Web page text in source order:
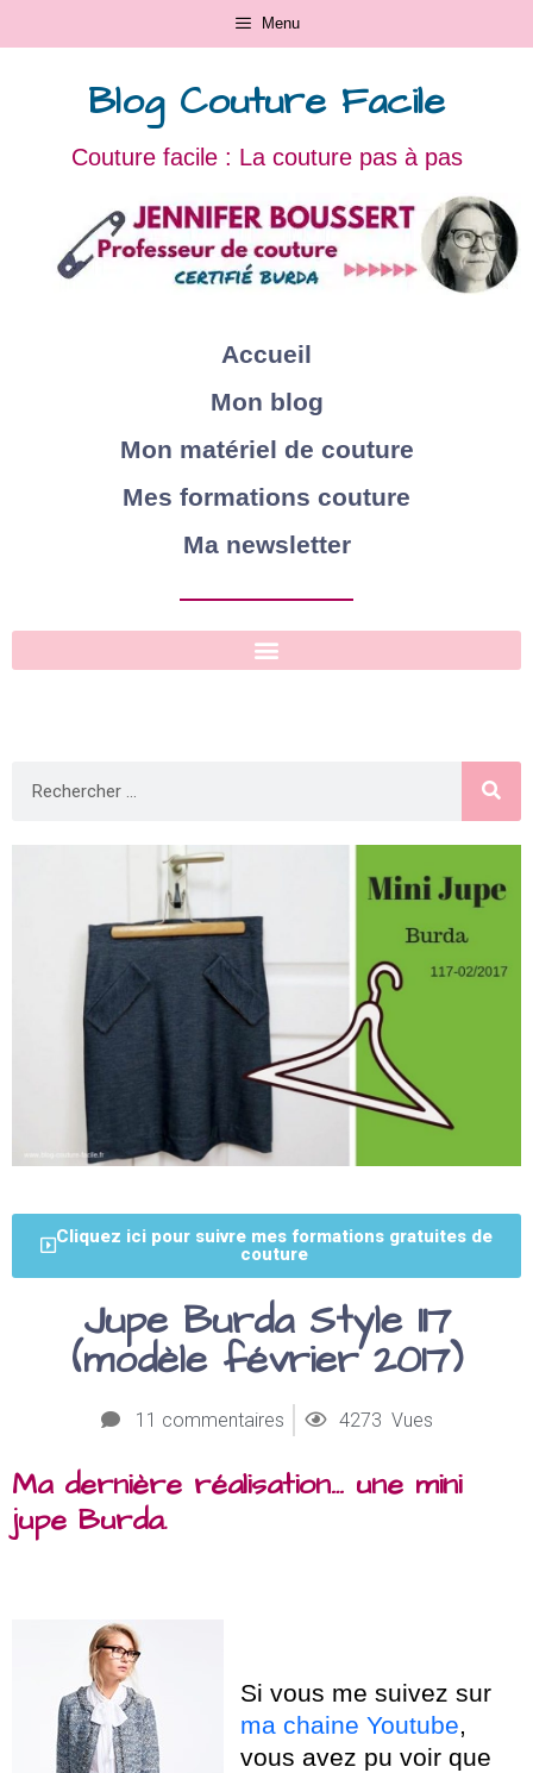
Menu
Blog Couture Facile
Couture facile : La couture pas à pas
Accueil
Mon blog
Mon matériel de couture
Mes formations couture
Ma newsletter
Cliquez ici pour suivre mes formations gratuites de
couture
Jupe Burda Style 117
(modèle février 2017)
11 commentaires 4273 Vues
Ma dernière réalisation… une mini
jupe Burda.
Si vous me suivez sur
ma chaine Youtube
vous avez pu voir que